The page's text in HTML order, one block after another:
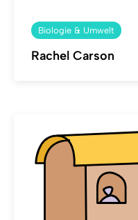
Biologie & Umwelt
Rachel Carson